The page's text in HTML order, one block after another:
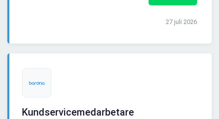
27 juli 2026
Kundservicemedarbetare